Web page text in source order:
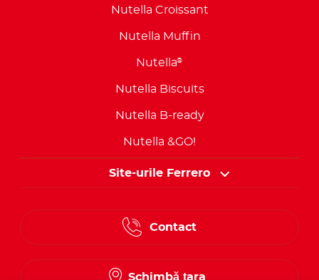
Nutella Croissant
Nutella Muffin
Nutella®
Nutella Biscuits
Nutella B-ready
Nutella &GO!
Site-urile Ferrero
Contact
Schimbă țara